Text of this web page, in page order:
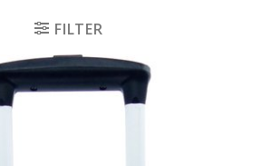
FILTER